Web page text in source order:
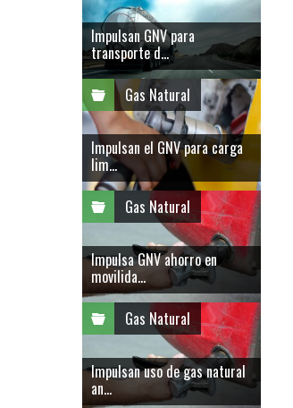
Impulsan GNV para
transporte d...
Gas Natural
Impulsan el GNV para carga
lim...
Gas Natural
Impulsa GNV ahorro en
movilida...
Gas Natural
Impulsan uso de gas natural
an...